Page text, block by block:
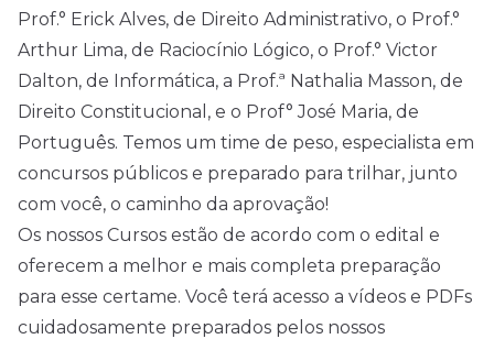
Prof.° Erick Alves, de Direito Administrativo, o Prof.°
Arthur Lima, de Raciocínio Lógico, o Prof.° Victor
Dalton, de Informática, a Prof.ª Nathalia Masson, de
Direito Constitucional, e o Prof° José Maria, de
Português. Temos um time de peso, especialista em
concursos públicos e preparado para trilhar, junto
com você, o caminho da aprovação!
Os nossos Cursos estão de acordo com o edital e
oferecem a melhor e mais completa preparação
para esse certame. Você terá acesso a vídeos e PDFs
cuidadosamente preparados pelos nossos